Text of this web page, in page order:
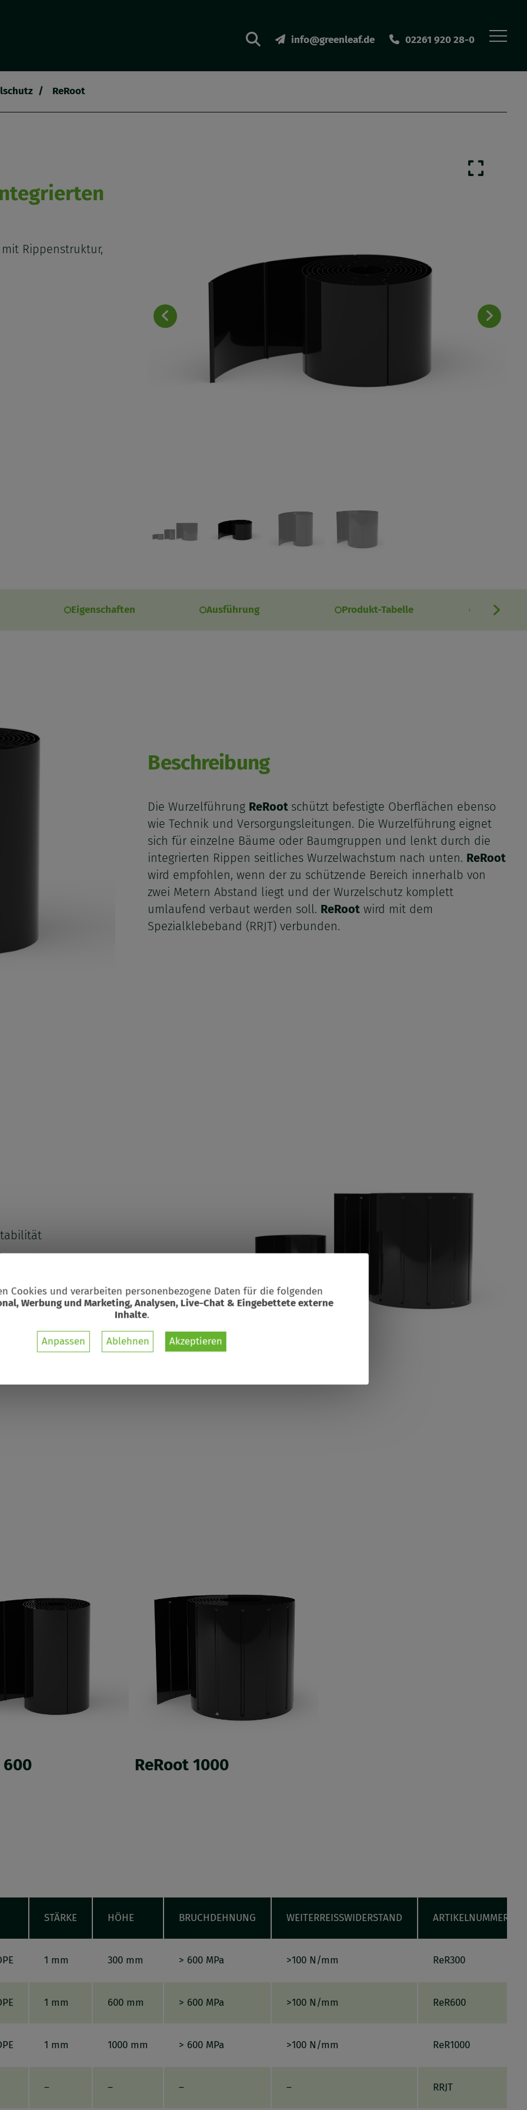
Suchbegriff
info@greenleaf.de 02261 920 28-0
ReRoot
Rippenstruktur,
Eigenschaften Ausführung Produkt-Tabelle Referenzen
Beschreibung
Die Wurzelführung ReRoot schützt befestigte Oberflächen ebenso
wie Technik und Versorgungsleitungen. Die Wurzelführung eignet
sich für einzelne Bäume oder Baumgruppen und lenkt durch die
integrierten Rippen seitliches Wurzelwachstum nach unten. ReRoot
wird empfohlen, wenn der zu schützende Bereich innerhalb von
zwei Metern Abstand liegt und der Wurzelschutz komplett
umlaufend verbaut werden soll. ReRoot wird mit dem
Spezialklebeband (RRJT) verbunden.
Boden
1000 mm
600 ReRoot 1000
STÄRKE HÖHE BRUCHDEHNUNG WEITERREISSWIDERSTAND ARTIKELNUMMER
1 mm 300 mm > 600 MPa >100 N/mm ReR300
1 mm 600 mm > 600 MPa >100 N/mm ReR600
1 mm 1000 mm > 600 MPa >100 N/mm ReR1000
– – – – RRJT
Cookies und verarbeiten personenbezogene Daten für die folgenden
Werbung und Marketing, Analysen, Live-Chat & Eingebettete externe
Inhalte.
Anpassen Ablehnen Akzeptieren